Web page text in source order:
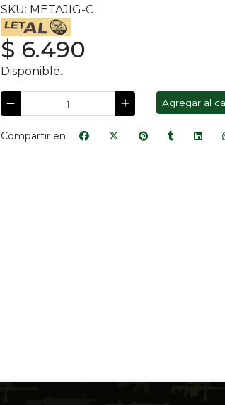
SKU: METAJIG-C
$ 6.490
Disponible.
Agregar al
Compartir en: